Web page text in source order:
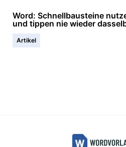
Word: Schnellbausteine
und tippen nie wieder
Artikel